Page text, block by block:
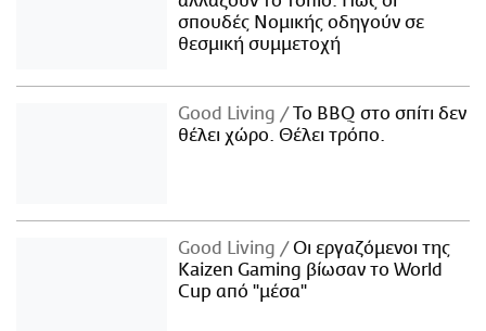
σπουδές Νομικής οδηγούν σε
θεσμική συμμετοχή
Good Living
Το BBQ στο σπίτι δεν
θέλει χώρο. Θέλει τρόπο.
Good Living
Οι εργαζόμενοι της
Kaizen Gaming βίωσαν το World
Cup από "μέσα"